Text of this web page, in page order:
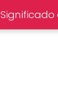
Significado